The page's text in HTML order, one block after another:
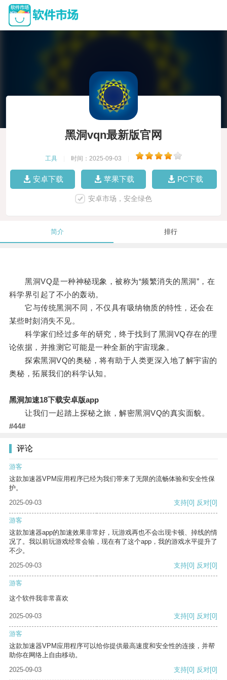
黑洞vqn最新版官网
工具 时间：2025-09-03
安卓下载 苹果下载 PC下载
安卓市场，安全绿色
简介 排行
黑洞VQ是一种神秘现象，被称为“频繁消失的黑洞”，在
科学界引起了不小的轰动。
它与传统黑洞不同，不仅具有吸纳物质的特性，还会在
某些时刻消失不见。
科学家们经过多年的研究，终于找到了黑洞VQ存在的理
论依据，并推测它可能是一种全新的宇宙现象。
探索黑洞VQ的奥秘，将有助于人类更深入地了解宇宙的
奥秘，拓展我们的科学认知。
黑洞加速18下载安卓版app
让我们一起踏上探秘之旅，解密黑洞VQ的真实面貌。
#44#
评论
游客
这款加速器VPM应用程序已经为我们带来了无限的流畅体验和安全性保
护。
2025-09-03
支持[0] 反对[0]
游客
这款加速器app的加速效果非常好，玩游戏再也不会出现卡顿、掉线的情
况了。我以前玩游戏经常会输，现在有了这个app，我的游戏水平提升了
不少。
2025-09-03
支持[0] 反对[0]
游客
这个软件我非常喜欢
2025-09-03 支持[0] 反对[0]
游客
这款加速器VPM应用程序可以给你提供最高速度和安全性的连接，并帮
助你在网络上自由移动。
2025-09-03
支持[0] 反对[0]